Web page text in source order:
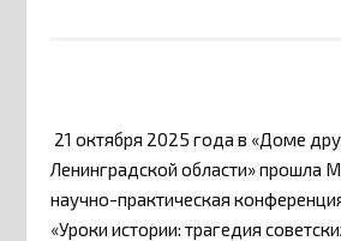
21 октября 2025 года в «Доме
Ленинградской области» прошла
научно-практическая
«Уроки истории: трагедия